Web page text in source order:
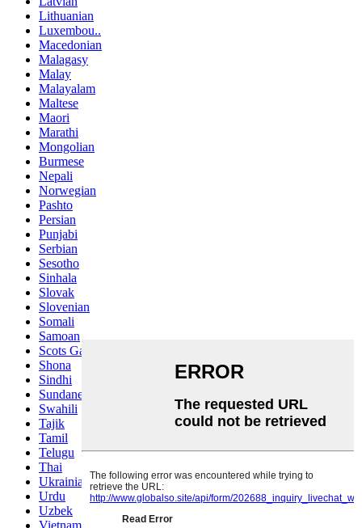
Lithuanian
Luxembou..
Macedonian
Malagasy
Malay
Malayalam
Maltese
Maori
Marathi
Mongolian
Burmese
Nepali
Norwegian
Pashto
Persian
Punjabi
Serbian
Sesotho
Sinhala
Slovak
Slovenian
Somali
Samoan
Scots Gaelic
Shona
Sindhi
Sundanese
Swahili
Tajik
Tamil
Telugu
Thai
Ukrainian
Urdu
Uzbek
Vietnamese